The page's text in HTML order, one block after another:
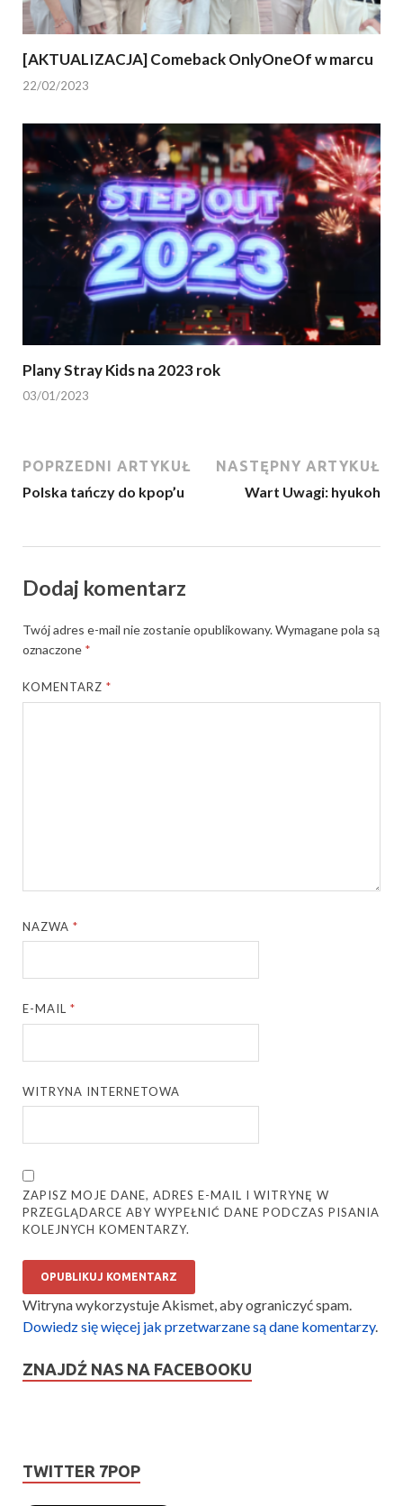
[AKTUALIZACJA] Comeback OnlyOneOf w marcu
22/02/2023
Plany Stray Kids na 2023 rok
03/01/2023
POPRZEDNI ARTYKUŁ
Polska tańczy do kpop’u
NASTĘPNY ARTYKUŁ
Wart Uwagi: hyukoh
Dodaj komentarz
Twój adres e-mail nie zostanie opublikowany.Wymagane pola są
oznaczone *
KOMENTARZ*
NAZWA*
E-MAIL*
WITRYNA INTERNETOWA
ZAPISZ MOJE DANE, ADRES E-MAIL I WITRYNĘ W
PRZEGLĄDARCE ABY WYPEŁNIĆ DANE PODCZAS PISANIA
KOLEJNYCH KOMENTARZY.
Witryna wykorzystuje Akismet, aby ograniczyć spam.
Dowiedz się więcej jak przetwarzane są dane komentarzy.
ZNAJDŹ NAS NA FACEBOOKU
TWITTER 7POP